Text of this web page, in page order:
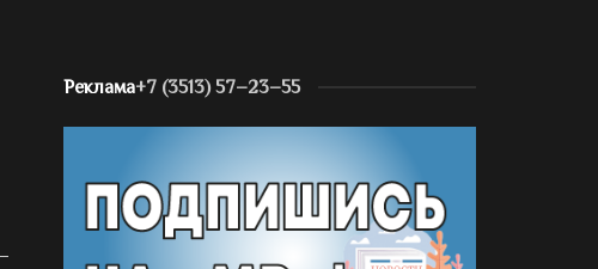
Реклама+7 (3513) 57–23–55